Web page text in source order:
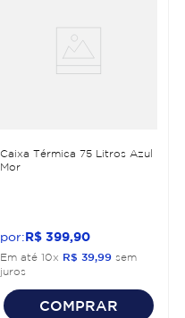
Caixa Térmica 75 Litros Azul
Mor
R$ 399 90
Em até 10x R$ 39,99 sem
juros
COMPRAR